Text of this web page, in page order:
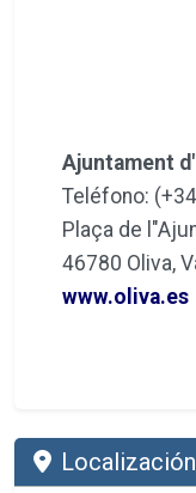
Ajuntament
Teléfono:
Plaça de
46780 Oliva,
www.oliva.es
Localización